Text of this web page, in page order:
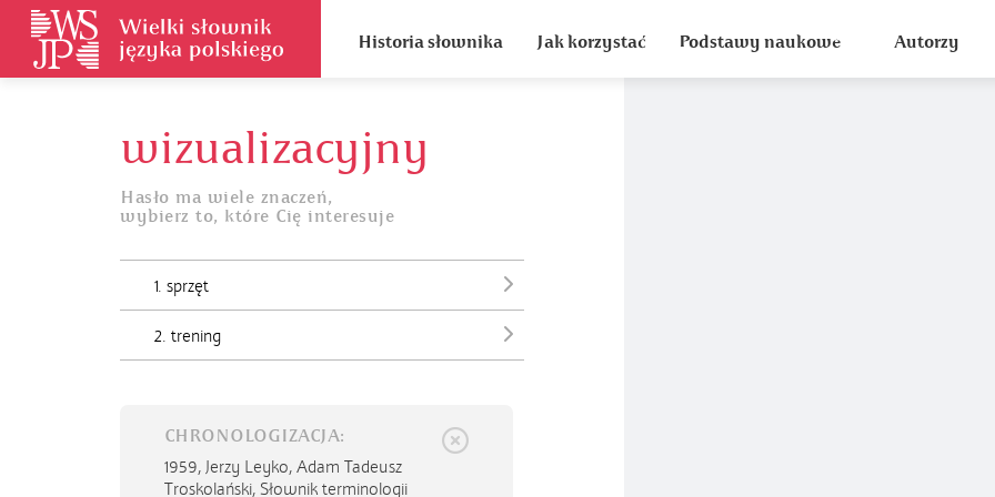
Historia słownika Jak korzystać Podstawy naukowe Autorzy
wizualizacyjny
Hasło ma wiele znaczeń,
wybierz to, które Cię interesuje
1. sprzęt
2. trening
CHRONOLOGIZACJA:
1959, Jerzy Leyko, Adam Tadeusz
Troskolański, Słownik terminologii